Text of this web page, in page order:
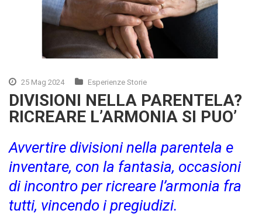
25 Mag 2024 Esperienze Storie
DIVISIONI NELLA PARENTELA?
RICREARE L’ARMONIA SI PUO’
Avvertire divisioni nella parentela e
inventare, con la fantasia, occasioni
di incontro per ricreare l’armonia fra
tutti, vincendo i pregiudizi.